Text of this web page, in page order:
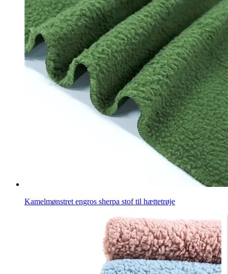
Kamelmønstret engros sherpa stof til hættetrøje